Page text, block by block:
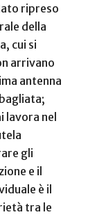
ripreso
della
cui si
arrivano
antenna
lavora nel
gli
e il
è il
tra le